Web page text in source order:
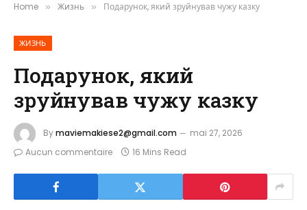
Home » Жизнь » Подарунок, який зруйнував чужу казку
ЖИЗНЬ
Подарунок, який
зруйнував чужу казку
Bymaviemakiese2@gmail.com
mai 27, 2026
Aucun commentaire
16 Mins Read